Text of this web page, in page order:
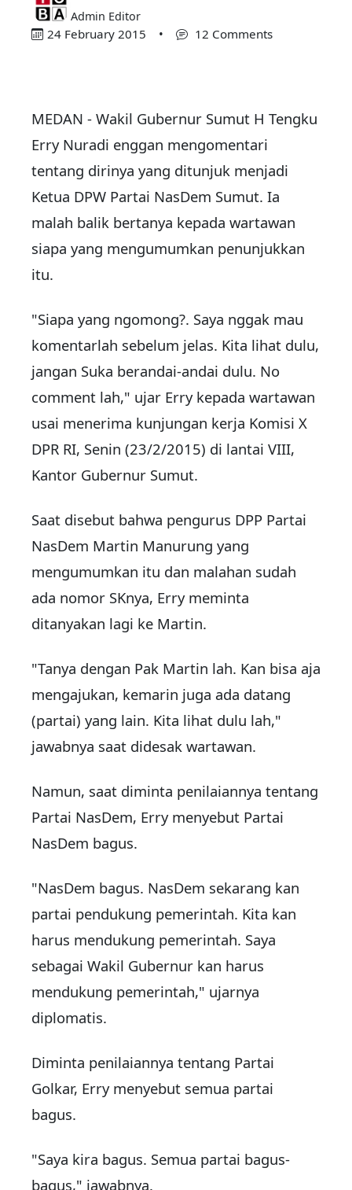
Admin Editor
24 February 2015 • 12 Comments
MEDAN - Wakil Gubernur Sumut H Tengku
Erry Nuradi enggan mengomentari
tentang dirinya yang ditunjuk menjadi
Ketua DPW Partai NasDem Sumut. Ia
malah balik bertanya kepada wartawan
siapa yang mengumumkan penunjukkan
itu.
"Siapa yang ngomong?. Saya nggak mau
komentarlah sebelum jelas. Kita lihat dulu,
jangan Suka berandai-andai dulu. No
comment lah," ujar Erry kepada wartawan
usai menerima kunjungan kerja Komisi X
DPR RI, Senin (23/2/2015) di lantai VIII,
Kantor Gubernur Sumut.
Saat disebut bahwa pengurus DPP Partai
NasDem Martin Manurung yang
mengumumkan itu dan malahan sudah
ada nomor SKnya, Erry meminta
ditanyakan lagi ke Martin.
"Tanya dengan Pak Martin lah. Kan bisa aja
mengajukan, kemarin juga ada datang
(partai) yang lain. Kita lihat dulu lah,"
jawabnya saat didesak wartawan.
Namun, saat diminta penilaiannya tentang
Partai NasDem, Erry menyebut Partai
NasDem bagus.
"NasDem bagus. NasDem sekarang kan
partai pendukung pemerintah. Kita kan
harus mendukung pemerintah. Saya
sebagai Wakil Gubernur kan harus
mendukung pemerintah," ujarnya
diplomatis.
Diminta penilaiannya tentang Partai
Golkar, Erry menyebut semua partai
bagus.
"Saya kira bagus. Semua partai bagus-
bagus," jawabnya.